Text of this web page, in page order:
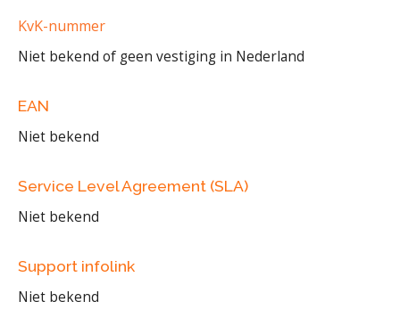
KvK-nummer
Niet bekend of geen vestiging in Nederland
EAN
Niet bekend
Service Level Agreement (SLA)
Niet bekend
Support infolink
Niet bekend